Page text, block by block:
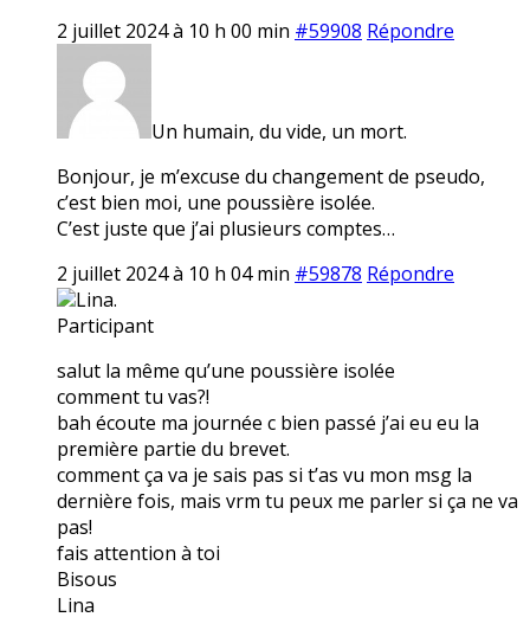
2 juillet 2024 à 10 h 00 min #59908 Répondre
Un humain, du vide, un mort.
Bonjour, je m’excuse du changement de pseudo,
c’est bien moi, une poussière isolée.
C’est juste que j’ai plusieurs comptes…
2 juillet 2024 à 10 h 04 min #59878 Répondre
Lina.
Participant
salut la même qu’une poussière isolée
comment tu vas?!
bah écoute ma journée c bien passé j’ai eu eu la
première partie du brevet.
comment ça va je sais pas si t’as vu mon msg la
dernière fois, mais vrm tu peux me parler si ça ne va
pas!
fais attention à toi
Bisous
Lina